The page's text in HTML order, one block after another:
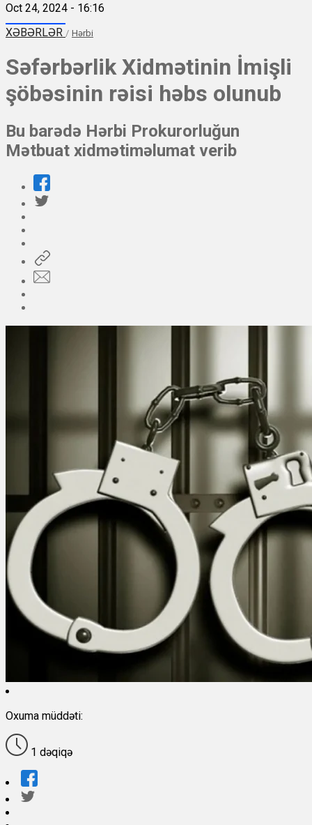
Oct 24, 2024 - 16:16
XƏBƏRLƏR / Hərbi
Səfərbərlik Xidmətinin İmişli
şöbəsinin rəisi həbs olunub
Bu barədə Hərbi Prokurorluğun
Mətbuat xidmətiməlumat verib
Oxuma müddəti:
1 dəqiqə